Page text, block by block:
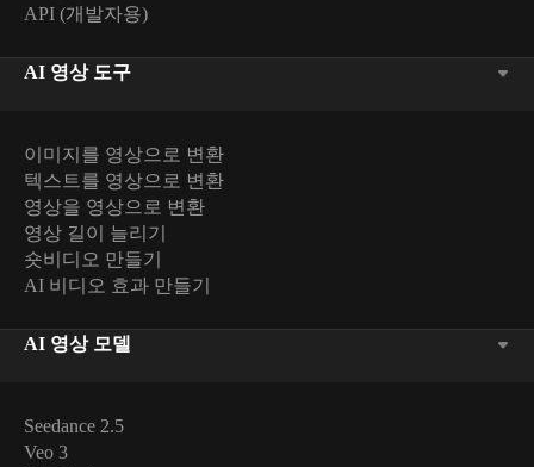
API (개발자용)
AI 영상 도구
이미지를 영상으로 변환
텍스트를 영상으로 변환
영상을 영상으로 변환
영상 길이 늘리기
숏비디오 만들기
AI 비디오 효과 만들기
AI 영상 모델
Seedance 2.5
Veo 3